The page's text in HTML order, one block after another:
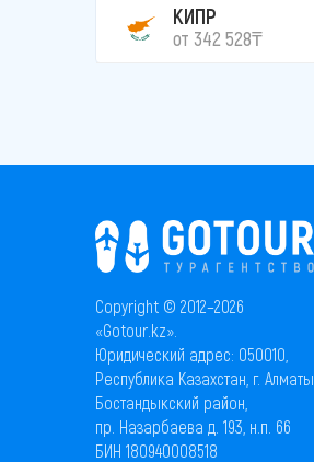
КИПР
от 342 528₸
Copyright © 2012–2026
«Gotour.kz».
Юридический адрес: 050010,
Республика Казахстан, г. Алматы,
Бостандыкский район,
пр. Назарбаева д. 193, н.п. 66
БИН 180940008518